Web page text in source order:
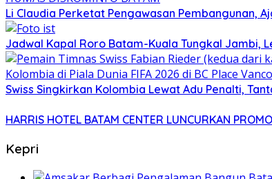
Li Claudia Perketat Pengawasan Pembangunan,
Jadwal Kapal Roro Batam-Kuala Tungkal Jambi,
Swiss Singkirkan Kolombia Lewat Adu Penalti,
HARRIS HOTEL BATAM CENTER LUNCURKAN
Kepri